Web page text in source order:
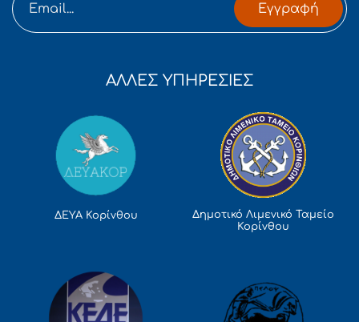
Εγγραφή
ΑΛΛΕΣ ΥΠΗΡΕΣΙΕΣ
ΔΕΥΑ Κορίνθου
Δημοτικό Λιμενικό Ταμείο
Κορίνθου